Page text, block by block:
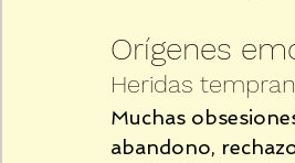
Orígenes
Heridas
Muchas
abandono,